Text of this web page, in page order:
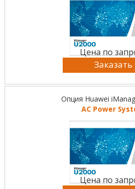
Цена по
Заказать
Опция Huawei
AC Power
Цена по